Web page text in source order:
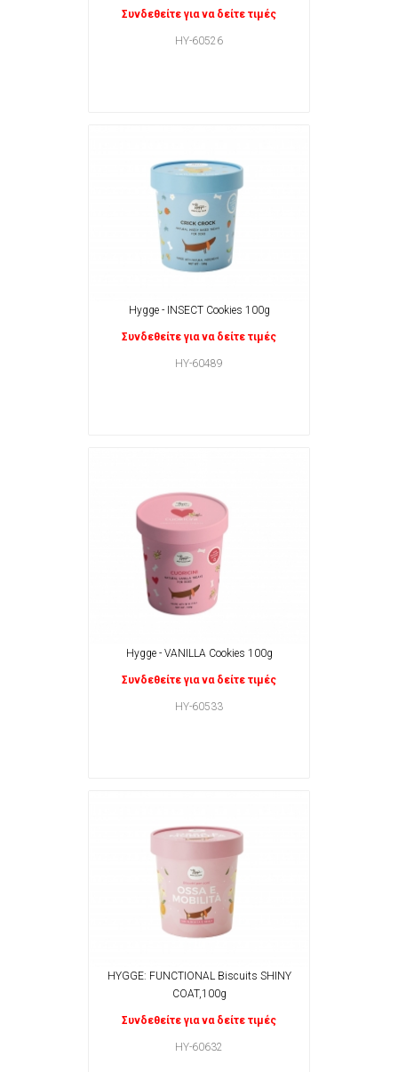
Συνδεθείτε για να δείτε τιμές
HY-60526
Hygge - INSECT Cookies 100g
Συνδεθείτε για να δείτε τιμές
HY-60489
Hygge - VANILLA Cookies 100g
Συνδεθείτε για να δείτε τιμές
HY-60533
HYGGE: FUNCTIONAL Biscuits SHINY
COAT,100g
Συνδεθείτε για να δείτε τιμές
HY-60632